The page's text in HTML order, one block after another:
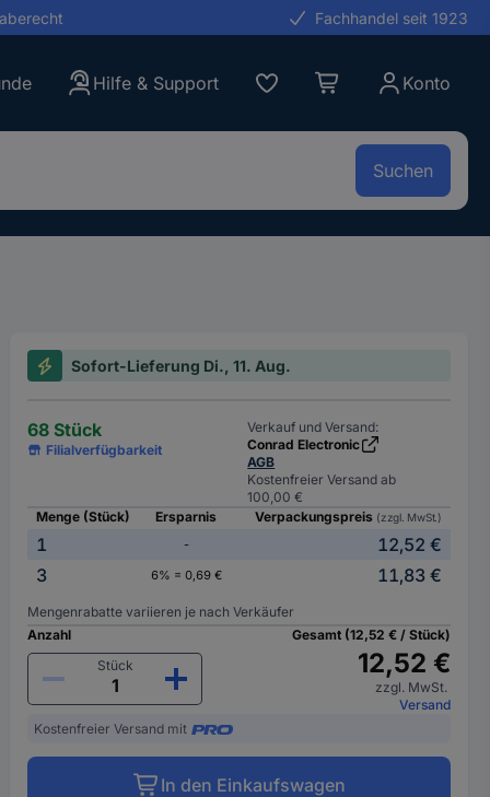
Fachhandel seit 1923
Hilfe & Support Konto
Suchen
Sofort-Lieferung Di., 11. Aug.
68 Stück
Filialverfügbarkeit
Verkauf und Versand:
Conrad Electronic
AGB
Kostenfreier Versand ab
100,00 €
Menge (Stück)
Ersparnis Verpackungspreis (zzgl. MwSt.)
1 -
12,52 €
3
6% = 0,69 € 11,83 €
Mengenrabatte variieren je nach Verkäufer
Anzahl
Stück
Gesamt (12,52 € / Stück)
12,52 €
zzgl. MwSt.
Versand
Kostenfreier Versand mit
In den Einkaufswagen